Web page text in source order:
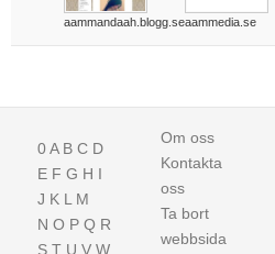
aammandaah.blogg.seaammedia.se
0A B C D
E F G H I
J K L M
N O P Q R
S T U V W
Om oss
Kontakta
oss
Ta bort
webbsida